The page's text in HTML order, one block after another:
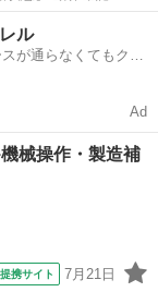
ル
が通らなくてもクル
Ad
械操作・製造補
提携サイト 7月21日